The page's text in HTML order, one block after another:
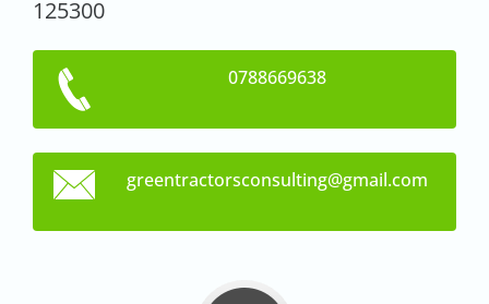
125300
0788669638
greentractorsconsulting@gmail.com